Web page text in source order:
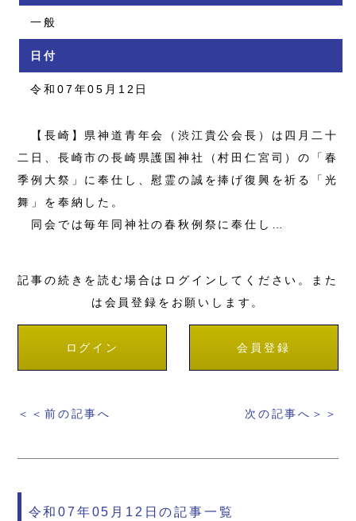
一般
日付
令和07年05月12日
【長崎】県神道青年会（渋江貴公会長）は四月二十
二日、長崎市の長崎県護国神社（村田仁宮司）の「春
季例大祭」に奉仕し、慰霊の誠を捧げ復興を祈る「光
舞」を奉納した。
同会では毎年同神社の春秋例祭に奉仕し…
記事の続きを読む場合はログインしてください。また
は会員登録をお願いします。
ログイン 会員登録
＜＜前の記事へ 次の記事へ＞＞
令和07年05月12日の記事一覧